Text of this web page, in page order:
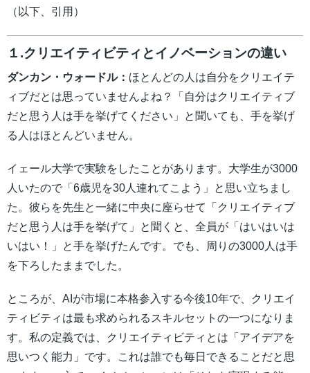
（以下、引用）
１.クリエイティビティとイノベーションの違い
ダンカン・ウォードル： ほとんどの人は自分をクリエイテ
ィブだとは思っていませんよね？「自分はクリエイティブ
だと思う人は手を挙げてください」と聞いても、手を挙げ
る人はほとんどいません。
イェール大学で実験をしたことがあります。大学生が3000
人いたので「6歳児を30人連れてこよう」と思い立ちまし
た。彼らを先生と一緒に中央に座らせて「クリエイティブ
だと思う人は手を挙げて」と聞くと、全員が「はいはいは
いはい！」と手を挙げたんです。でも、周りの3000人は手
を下ろしたままでした。
ところが、AIが市場に本格参入する今後10年で、クリエイ
ティビティは最も求められるスキルセットの一つになりま
す。私の定義では、クリエイティビティとは「アイデアを
思いつく能力」です。これは誰でも毎日できることだと思